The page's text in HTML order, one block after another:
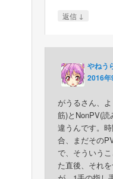
返信 ↓
やねう
2016
がうるさん、
筋)とNonPV(
違うんです。
合、まだその
で、そういう
た直後、それ